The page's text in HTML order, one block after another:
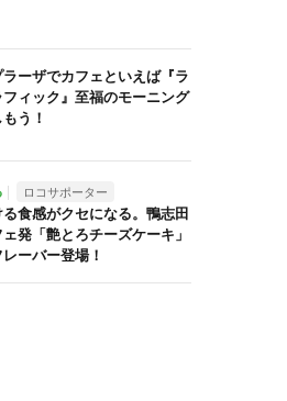
ーザでカフェといえば『ラ
フィック』至福のモーニング
う！
ロコサポーター
る食感がクセになる。鴨志田
発「艶とろチーズケーキ」
ーバー登場！